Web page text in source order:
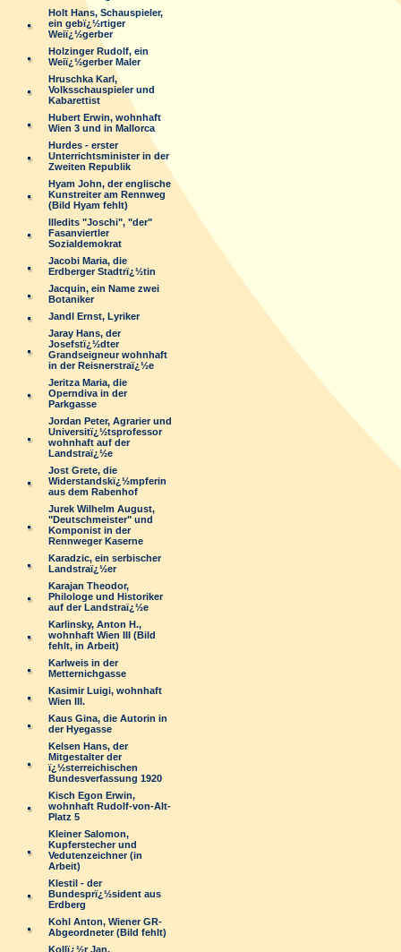
Holt Hans, Schauspieler,
ein gebï¿½rtiger
Weiï¿½gerber
Holzinger Rudolf, ein
Weiï¿½gerber Maler
Hruschka Karl,
Volksschauspieler und
Kabarettist
Hubert Erwin, wohnhaft
Wien 3 und in Mallorca
Hurdes - erster
Unterrichtsminister in der
Zweiten Republik
Hyam John, der englische
Kunstreiter am Rennweg
(Bild Hyam fehlt)
Illedits "Joschi", "der"
Fasanviertler
Sozialdemokrat
Jacobi Maria, die
Erdberger Stadtrï¿½tin
Jacquin, ein Name zwei
Botaniker
Jandl Ernst, Lyriker
Jaray Hans, der
Josefstï¿½dter
Grandseigneur wohnhaft
in der Reisnerstraï¿½e
Jeritza Maria, die
Operndiva in der
Parkgasse
Jordan Peter, Agrarier und
Universitï¿½tsprofessor
wohnhaft auf der
Landstraï¿½e
Jost Grete, die
Widerstandskï¿½mpferin
aus dem Rabenhof
Jurek Wilhelm August,
"Deutschmeister" und
Komponist in der
Rennweger Kaserne
Karadzic, ein serbischer
Landstraï¿½er
Karajan Theodor,
Philologe und Historiker
auf der Landstraï¿½e
Karlinsky, Anton H.,
wohnhaft Wien III (Bild
fehlt, in Arbeit)
Karlweis in der
Metternichgasse
Kasimir Luigi, wohnhaft
Wien III.
Kaus Gina, die Autorin in
der Hyegasse
Kelsen Hans, der
Mitgestalter der
ï¿½sterreichischen
Bundesverfassung 1920
Kisch Egon Erwin,
wohnhaft Rudolf-von-Alt-
Platz 5
Kleiner Salomon,
Kupferstecher und
Vedutenzeichner (in
Arbeit)
Klestil - der
Bundesprï¿½sident aus
Erdberg
Kohl Anton, Wiener GR-
Abgeordneter (Bild fehlt)
Kollï¿½r Jan,